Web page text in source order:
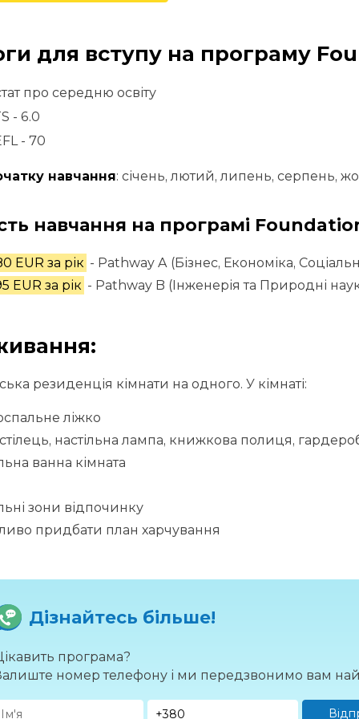
для вступу на програму
про середню освіту
- 6.0
- 70
навчання: січень, лютий, липень, серпень,
навчання на програмі
EUR за рік - Pathway A (Бізнес, Економіка,
EUR за рік - Pathway B (Інженерія та Природні
резиденція кімнати на одного. У кімнаті:
ліжко
стілець, настільна лампа, книжкова полиця,
ванна кімната
зони відпочинку
придбати план харчування
Дізнайтесь більше!
програма?
номер телефону і ми передзвонимо вам